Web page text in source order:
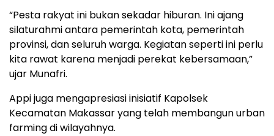
“Pesta rakyat ini bukan sekadar hiburan. Ini ajang
silaturahmi antara pemerintah kota, pemerintah
provinsi, dan seluruh warga. Kegiatan seperti ini perlu
kita rawat karena menjadi perekat kebersamaan,”
ujar Munafri.
Appi juga mengapresiasi inisiatif Kapolsek
Kecamatan Makassar yang telah membangun urban
farming di wilayahnya.